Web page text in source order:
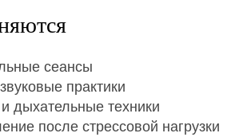
сеансы
практики
дыхательные техники
после стрессовой нагрузки